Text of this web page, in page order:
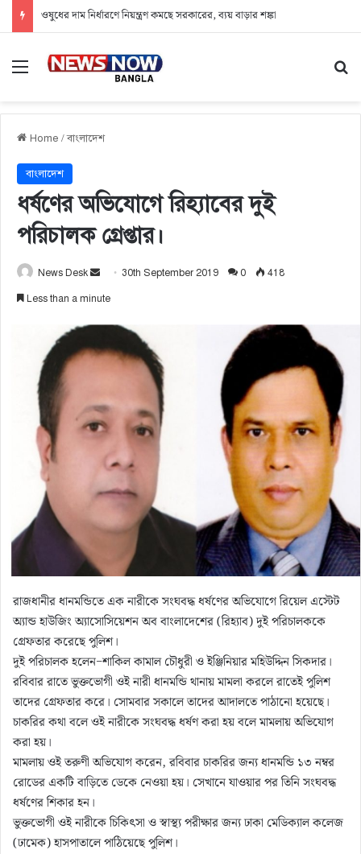
ওষুধের দাম নির্ধারণে নিয়ন্ত্রণ কমছে সরকারের, ব্যয় বাড়ার শঙ্কা
Menu
Home /বাংলাদেশ
বাংলাদেশ
ধর্ষণের অভিযোগে রিহ্যাবের দুই
পরিচালক গ্রেপ্তার।
News Desk
Send30th September 2019 0 418
Less than a minute
রাজধানীর ধানমন্ডিতে এক নারীকে সংঘবদ্ধ ধর্ষণের অভিযোগে রিয়েল এস্টেট
অ্যান্ড হাউজিং অ্যাসোসিয়েশন অব বাংলাদেশের (রিহ্যাব) দুই পরিচালককে
গ্রেফতার করেছে পুলিশ।
দুই পরিচালক হলেন−শাকিল কামাল চৌধুরী ও ইঞ্জিনিয়ার মহিউদ্দিন সিকদার।
রবিবার রাতে ভুক্তভোগী ওই নারী ধানমন্ডি থানায় মামলা করলে রাতেই পুলিশ
তাদের গ্রেফতার করে। সোমবার সকালে তাদের আদালতে পাঠানো হয়েছে।
চাকরির কথা বলে ওই নারীকে সংঘবদ্ধ ধর্ষণ করা হয় বলে মামলায় অভিযোগ
করা হয়।
মামলায় ওই তরুণী অভিযোগ করেন, রবিবার চাকরির জন্য ধানমন্ডি ১৩ নম্বর
রোডের একটি বাড়িতে ডেকে নেওয়া হয়। সেখানে যাওয়ার পর তিনি সংঘবদ্ধ
ধর্ষণের শিকার হন।
ভুক্তভোগী ওই নারীকে চিকিৎসা ও স্বাস্থ্য পরীক্ষার জন্য ঢাকা মেডিক্যাল কলেজ
(ঢামেক) হাসপাতালে পাঠিয়েছে পুলিশ।